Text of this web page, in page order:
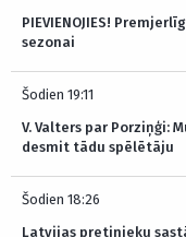
PIEVIENOJIES!
sezonai
Šodien 19:11
V. Valters par Porziņģi:
desmit tādu spēlētāju
Šodien 18:26
Latvijas pretinieku